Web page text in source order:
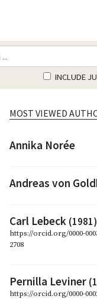
INCLUDE
MOST VIEWED
Annika Norée
Andreas von
Carl Lebeck (1981)
https://orcid.org/0000-
2708
Pernilla Leviner
https://orcid.org/0000-